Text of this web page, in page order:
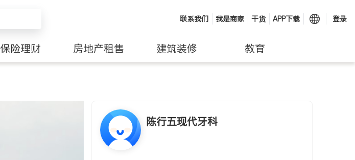
联系我们 我是商家 干货 APP下载 登录
保险理财 房地产租售 建筑装修 教育
陈行五现代牙科